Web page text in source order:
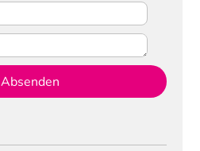
Absenden